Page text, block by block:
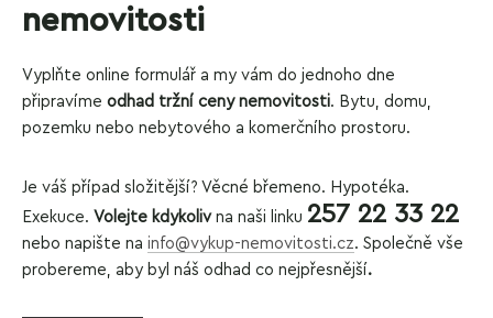
nemovitosti
Vyplňte online formulář a my vám do jednoho dne
připravíme odhad tržní ceny nemovitosti. Bytu, domu,
pozemku nebo nebytového a komerčního prostoru.
Je váš případ složitější? Věcné břemeno. Hypotéka.
Exekuce. Volejte kdykoliv na naši linku 257 22 33 22
nebo napište na info@vykup-nemovitosti.cz. Společně vše
probereme, aby byl náš odhad co nejpřesnější.